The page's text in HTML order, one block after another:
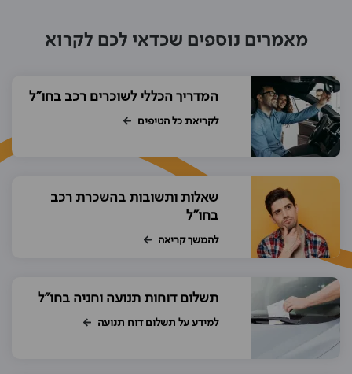
מאמרים נוספים שכדאי לכם לקרוא
המדריך הכללי לשוכרים רכב בחו"ל
לקריאת כל הטיפים
שאלות ותשובות בהשכרת רכב
בחו"ל
להמשך קריאה
תשלום דוחות תנועה וחניה בחו"ל
למידע על תשלום דוח תנועה